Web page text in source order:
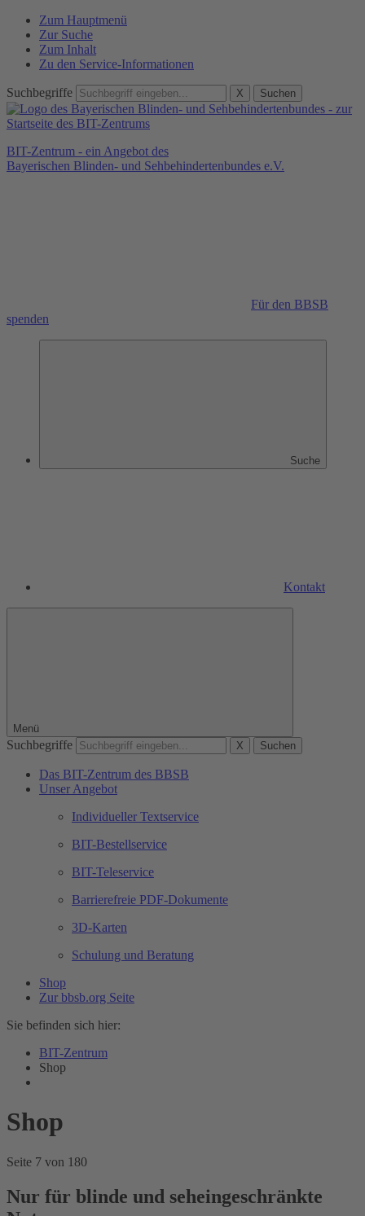
Zum Hauptmenü
Zur Suche
Zum Inhalt
Zu den Service-Informationen
Suchbegriffe X Suchen
BIT-Zentrum - ein Angebot des
Bayerischen Blinden- und Sehbehindertenbundes e.V.
Für den BBSB
spenden
Suche
Kontakt
Menü
Suchbegriffe X Suchen
Das BIT-Zentrum des BBSB
Unser Angebot
Individueller Textservice
BIT-Bestellservice
BIT-Teleservice
Barrierefreie PDF-Dokumente
3D-Karten
Schulung und Beratung
Shop
Zur bbsb.org Seite
Sie befinden sich hier:
BIT-Zentrum
Shop
Shop
Seite 7 von 180
Nur für blinde und seheingeschränkte